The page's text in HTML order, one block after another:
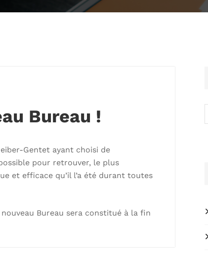
Bureau !
Gentet ayant choisi de
pour retrouver, le plus
et efficace qu’il l’a été durant toutes
Bureau sera constitué à la fin